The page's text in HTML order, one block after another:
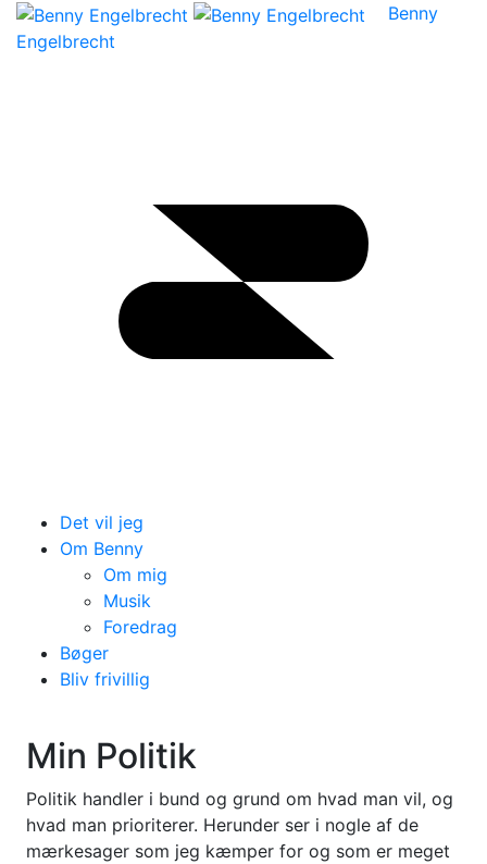
Benny
Engelbrecht
Det vil jeg
Om Benny
Om mig
Musik
Foredrag
Bøger
Bliv frivillig
Min Politik
Politik handler i bund og grund om hvad man vil, og
hvad man prioriterer. Herunder ser i nogle af de
mærkesager som jeg kæmper for og som er meget